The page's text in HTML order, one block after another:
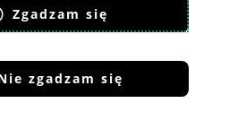
polityka ochrony prywatności
Zgadzam się
zgadzam się
akceptacjęregulaminu